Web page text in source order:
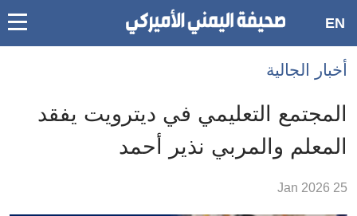
Accessibility
links
الرئيسي
الأقسام
EN
أخبار الجالية
المجتمع التعليمي في ديترويت يفقد
المعلم والمربي نذير أحمد
25 Jan 2026